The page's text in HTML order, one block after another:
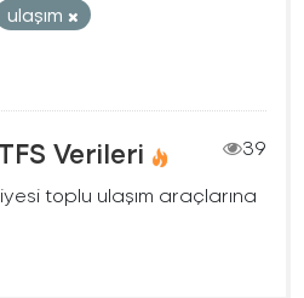
ulaşım
Verileri
39
toplu ulaşım araçlarına